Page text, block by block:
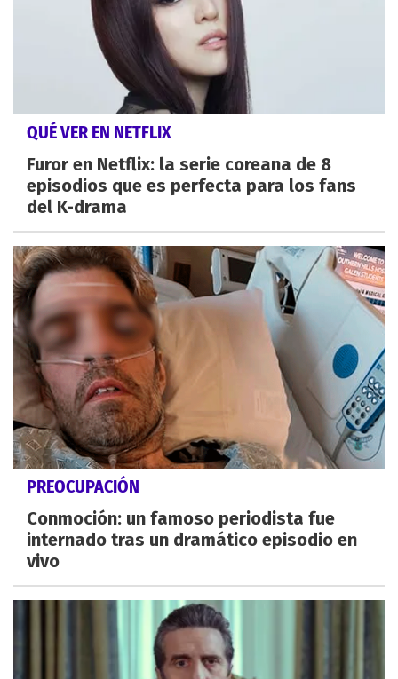
QUÉ VER EN NETFLIX
Furor en Netflix: la serie coreana de 8
episodios que es perfecta para los fans
del K-drama
PREOCUPACIÓN
Conmoción: un famoso periodista fue
internado tras un dramático episodio en
vivo